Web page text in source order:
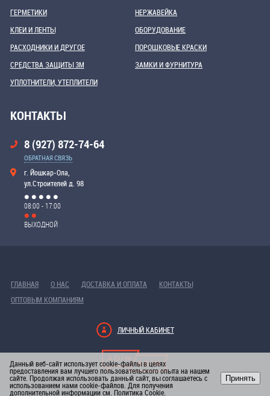
ГЕРМЕТИКИ
КЛЕИ И ЛЕНТЫ
НЕРЖАВЕЙКА
ОБОРУДОВАНИЕ
РАСХОДНИКИ И ДРУГОЕ
СРЕДСТВА ЗАЩИТЫ 3М
УПЛОТНИТЕЛИ, УТЕПЛИТЕЛИ
ПОРОШКОВЫЕ КРАСКИ
ЗАМКИ И ФУРНИТУРА
КОНТАКТЫ
8 (927) 872-74-64
ОБРАТНАЯ СВЯЗЬ
г. Йошкар-Ола,
ул.Строителей д. 98
08:00 - 17:00
ВЫХОДНОЙ
ГЛАВНАЯ О НАС ДОСТАВКА И ОПЛАТА
КОНТАКТЫ
ОПТОВЫМ КОМПАНИЯМ
ЛИЧНЫЙ КАБИНЕТ
РАЗРАБОТКА САЙТА
Данный веб-сайт использует cookie-файлы в целях
предоставления вам лучшего пользовательского опыта на нашем
сайте. Продолжая использовать данный сайт, вы соглашаетесь с
использованием нами cookie-файлов. Для получения
дополнительной информации см.Политика Cookie
Принять